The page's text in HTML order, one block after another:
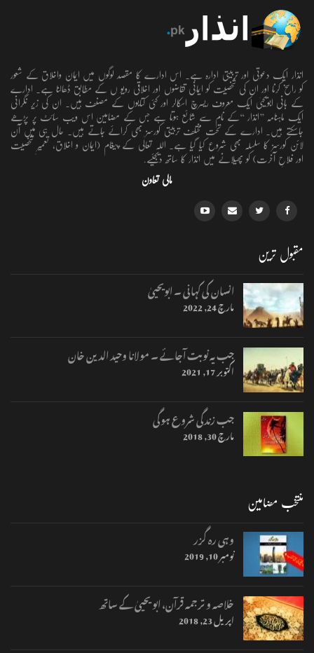
انذار ایک دعوتی اور تربیتی ادارہ ہے۔ اس ادارے کا مقصد لوگوں میں ایمان واخلاق کے شعور
کو راسخ کرنا اور ان کی شخصیت کو ایمانی تقاضوں اور اخلاقی رویو ں کے مطابق ڈھالنا ہے۔ ادارے
کے بانی ابویحییٰ ایک معروف ریسرچ اسکالر اور کئی کتابوں کے مصنف ہیں۔ ان کی زیر نگرانی
ایک ماہنامہ ’’انذار ‘‘کے نام سے شائع ہوتا ہے جس کے مضامین اس ویب سائٹ پر پڑھے
جاسکتے ہیں۔ ادارے کے تحت مختلف تربیتی کورسز بھی کرائے جاتے ہیں۔ حال ہی میں آن
لائن کورسز کا سلسلہ بھی شروع کیا گیا ہے۔ اللہ تعالٰی کے پیغام (ایمان و اخلاق، تعمیرِ شخصیت
اور فلاحِ آخرت) کو پھیلانے میں انذار کا ساتھ دیجئیے.
مالی تعاون
مقبول ترین
انسان کی کہانی ۔ ابویحییٰ
مارچ 24, 2022
جب یہ نوبت آجائے ۔ مولانا وحید الدین خان
اکتوبر 17, 2021
جب زندگی شروع ہوگی
مارچ 30, 2018
منتخب مضامین
وہی رہ گزر
نومبر 10, 2019
خلاصہ و ترجمہ قرآن، ابو یحییٰ کے ساتھ
اپریل 23, 2018